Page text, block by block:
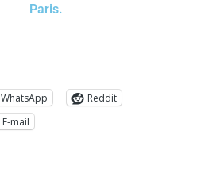
Paris.
WhatsApp
Reddit
E-mail